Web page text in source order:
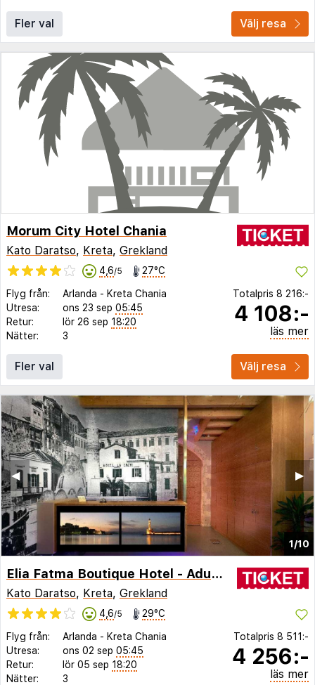
Fler val Välj resa
Morum City Hotel Chania
Kato Daratso, Kreta, Grekland
4,6/5 27°C
Flyg från: Arlanda - Kreta Chania
Utresa:
ons 23 sep 05:45
Retur:
lör 26 sep 18:20
Nätter:
3
Totalpris 8 216:-
4 108:-
läs mer
Fler val Välj resa
1/10
▶︎
◀︎
Elia Fatma Boutique Hotel - Adults Only
Kato Daratso, Kreta, Grekland
4,6/5 29°C
Flyg från: Arlanda - Kreta Chania
Utresa:
ons 02 sep 05:45
Retur:
lör 05 sep 18:20
Nätter:
3
Totalpris 8 511:-
4 256:-
läs mer